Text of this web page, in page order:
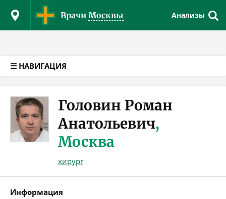
Врачи Москвы Анализы
☰ НАВИГАЦИЯ
Головин Роман
Анатольевич,
Москва
хирург
Информация